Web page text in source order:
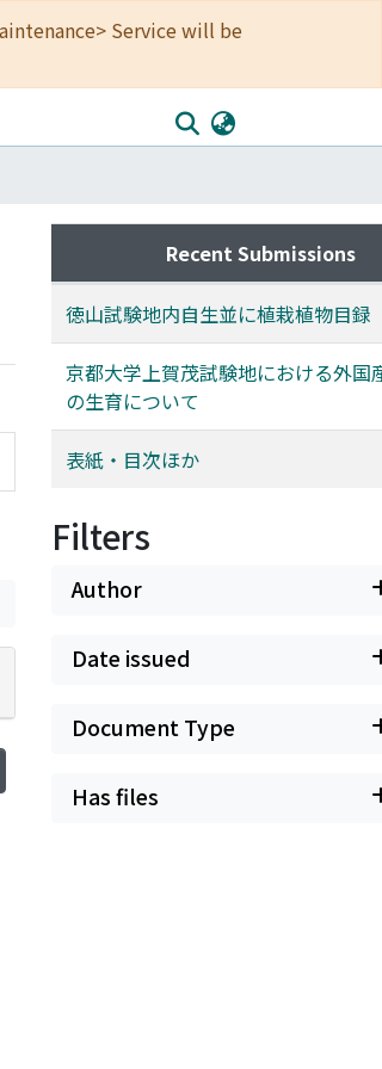
Service will be
Recent Submissions
徳山試験地内自生並に植栽植物目録
京都大学上賀茂試験地における外国
の生育について
表紙・目次ほか
Filters
Author
Date issued
Document Type
Has files